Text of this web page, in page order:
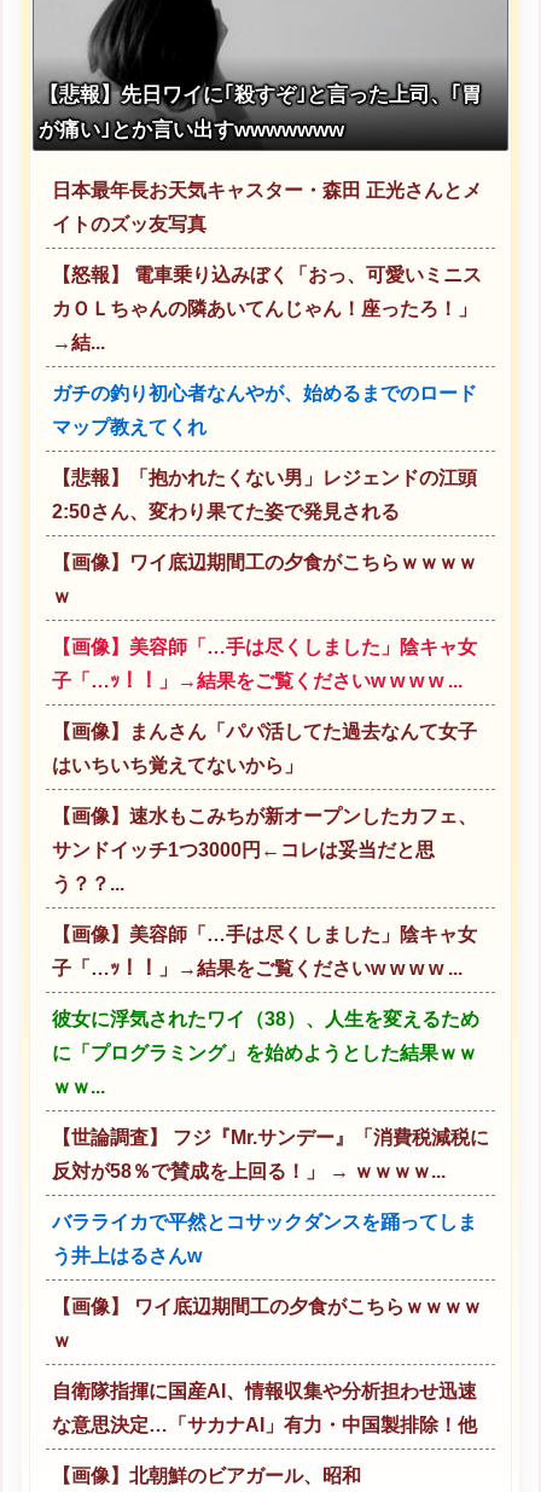
【悲報】先日ワイに｢殺すぞ｣と言った上司、｢胃
が痛い｣とか言い出すwwwwwww
日本最年長お天気キャスター・森田 正光さんとメ
イトのズッ友写真
【怒報】 電車乗り込みぼく「おっ、可愛いミニス
カＯＬちゃんの隣あいてんじゃん！座ったろ！」
→結...
ガチの釣り初心者なんやが、始めるまでのロード
マップ教えてくれ
【悲報】「抱かれたくない男」レジェンドの江頭
2:50さん、変わり果てた姿で発見される
【画像】ワイ底辺期間工の夕食がこちらｗｗｗｗ
ｗ
【画像】美容師「…手は尽くしました」陰キャ女
子「…ｯ！！」→結果をご覧くださいw w w w ...
【画像】まんさん「パパ活してた過去なんて女子
はいちいち覚えてないから」
【画像】速水もこみちが新オープンしたカフェ、
サンドイッチ1つ3000円←コレは妥当だと思
う？？...
【画像】美容師「…手は尽くしました」陰キャ女
子「…ｯ！！」→結果をご覧くださいw w w w ...
彼女に浮気されたワイ（38）、人生を変えるため
に「プログラミング」を始めようとした結果ｗｗ
ｗｗ...
【世論調査】 フジ『Mr.サンデー』「消費税減税に
反対が58％で賛成を上回る！」 → ｗｗｗｗ...
バラライカで平然とコサックダンスを踊ってしま
う井上はるさんw
【画像】 ワイ底辺期間工の夕食がこちらｗｗｗｗ
ｗ
自衛隊指揮に国産AI、情報収集や分析担わせ迅速
な意思決定…「サカナAI」有力・中国製排除！他
【画像】北朝鮮のビアガール、昭和